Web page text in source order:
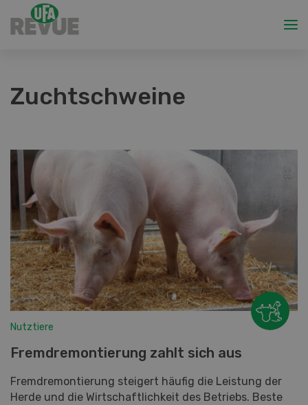
Zuchtschweine
Nutztiere
Fremdremontierung zahlt sich aus
Fremdremontierung steigert häufig die Leistung der
Herde und die Wirtschaftlichkeit des Betriebs. Beste